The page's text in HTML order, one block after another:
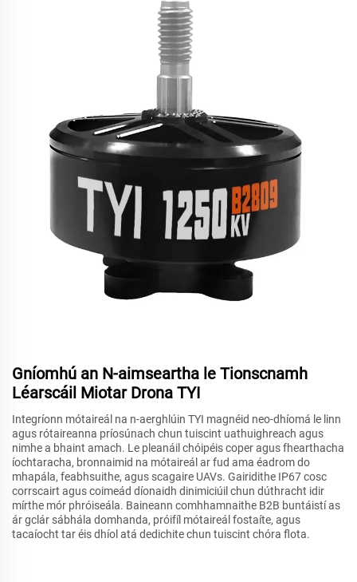
Gníomhú an N-aimseartha le Tionscnamh
Léarscáil Miotar Drona TYI
Integríonn mótaireál na n-aerghlúin TYI magnéid neo-dhíomá le linn
agus rótaireanna príosúnach chun tuiscint uathuighreach agus
nimhe a bhaint amach. Le pleanáil chóipéis coper agus fhearthacha
íochtaracha, bronnaimid na mótaireál ar fud ama éadrom do
mhapála, feabhsuithe, agus scagaire UAVs. Gairidithe IP67 cosc
corrscairt agus coimeád díonaidh dinimiciúil chun dúthracht idir
mírthe mór phróiseála. Baineann comhhamnaithe B2B buntáistí as
ár gclár sábhála domhanda, próifíl mótaireál fostaíte, agus
tacaíocht tar éis dhíol atá dedichite chun tuiscint chóra flota.